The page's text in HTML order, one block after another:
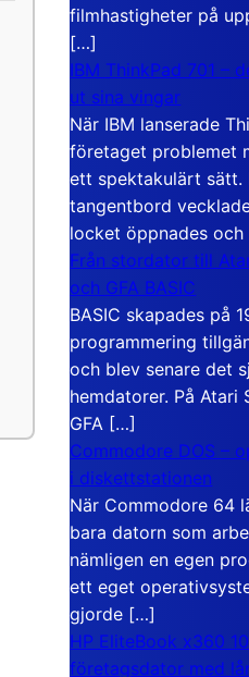
filmhastigheter på
[…]
IBM ThinkPad 701 –
ut sina vingar
När IBM lanserade
företaget problemet
ett spektakulärt sätt.
tangentbord
locket öppnades
Från stordator till
och GFA BASIC
BASIC skapades på
programmering
och blev senare det
hemdatorer. På
GFA […]
Commodore DOS –
i diskettstationen
När Commodore 64
bara datorn som
nämligen en egen
ett eget
gjorde […]
HP EliteBook x360
företagsdator med